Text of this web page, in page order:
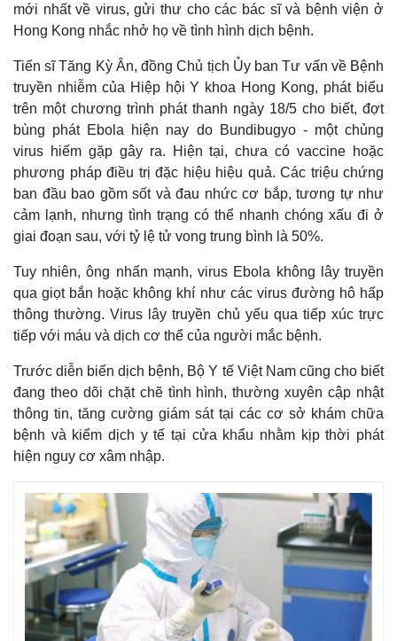
Thế giới
Quan sát
Cuộc sống đó đây
Hồ sơ
Multimedia
Video
Ảnh
E-Magazine
mới nhất về virus, gửi thư cho các bác sĩ và bệnh viện ở
Hong Kong nhắc nhở họ về tình hình dịch bệnh.
Tiến sĩ Tăng Kỳ Ân, đồng Chủ tịch Ủy ban Tư vấn về Bệnh
truyền nhiễm của Hiệp hội Y khoa Hong Kong, phát biểu
trên một chương trình phát thanh ngày 18/5 cho biết, đợt
bùng phát Ebola hiện nay do Bundibugyo - một chủng
virus hiếm gặp gây ra. Hiện tại, chưa có vaccine hoặc
phương pháp điều trị đặc hiệu hiệu quả. Các triệu chứng
ban đầu bao gồm sốt và đau nhức cơ bắp, tương tự như
cảm lạnh, nhưng tình trạng có thể nhanh chóng xấu đi ở
giai đoạn sau, với tỷ lệ tử vong trung bình là 50%.
Tuy nhiên, ông nhấn mạnh, virus Ebola không lây truyền
qua giọt bắn hoặc không khí như các virus đường hô hấp
thông thường. Virus lây truyền chủ yếu qua tiếp xúc trực
tiếp với máu và dịch cơ thể của người mắc bệnh.
Trước diễn biến dịch bệnh, Bộ Y tế Việt Nam cũng cho biết
đang theo dõi chặt chẽ tình hình, thường xuyên cập nhật
thông tin, tăng cường giám sát tại các cơ sở khám chữa
bệnh và kiểm dịch y tế tại cửa khẩu nhằm kịp thời phát
hiện nguy cơ xâm nhập.